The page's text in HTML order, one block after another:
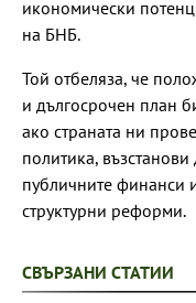
икономически
на БНБ.
Той отбеляза, че
и дългосрочен план
ако страната ни
политика,
публичните финанси
структурни реформи.
СВЪРЗАНИ СТАТИИ